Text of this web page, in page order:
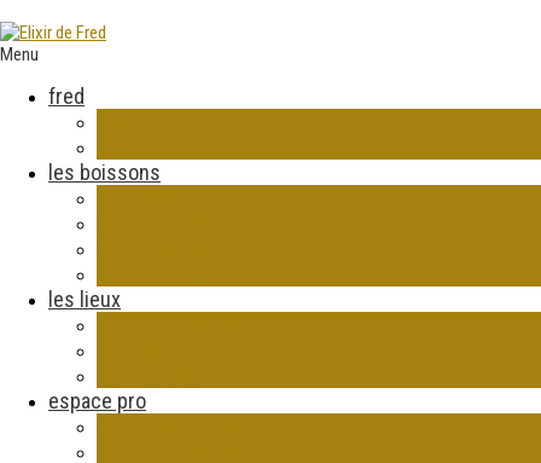
Menu
fred
les boissons
les lieux
espace pro